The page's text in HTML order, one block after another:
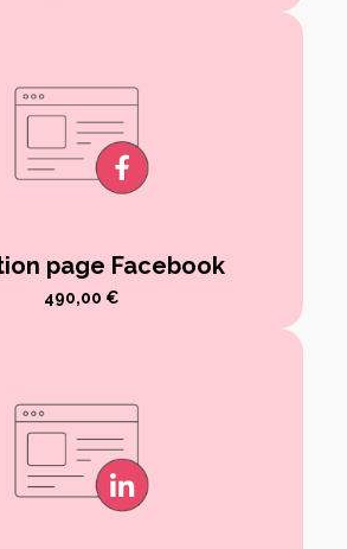
page Facebook
490,00 €